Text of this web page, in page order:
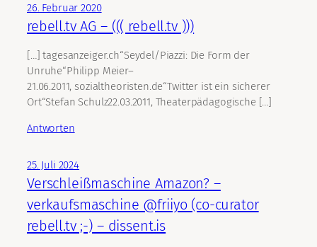
26. Februar 2020
rebell.tv AG – ((( rebell.tv )))
[…] tagesanzeiger.ch“Seydel/Piazzi: Die Form der
Unruhe“Philipp Meier–
21.06.2011, sozialtheoristen.de“Twit­ter ist ein sicher­er
Ort“Ste­fan Schulz22.03.2011, The­ater­päd­a­gogis­che […]
Antworten
25. Juli 2024
Verschleißmaschine Amazon? –
verkaufsmaschine @friiyo (co-curator
rebell.tv ;-) – dissent.is